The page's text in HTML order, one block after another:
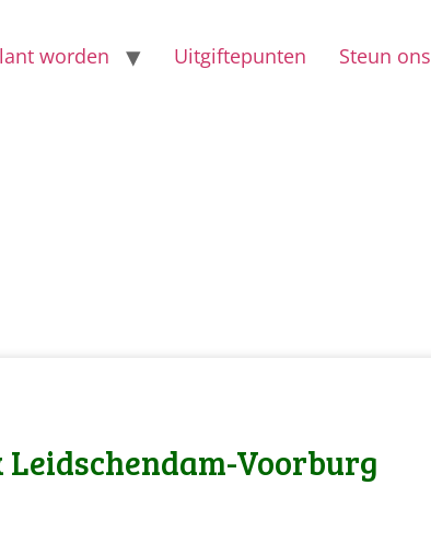
worden Uitgiftepunten Steun ons
Voorburg